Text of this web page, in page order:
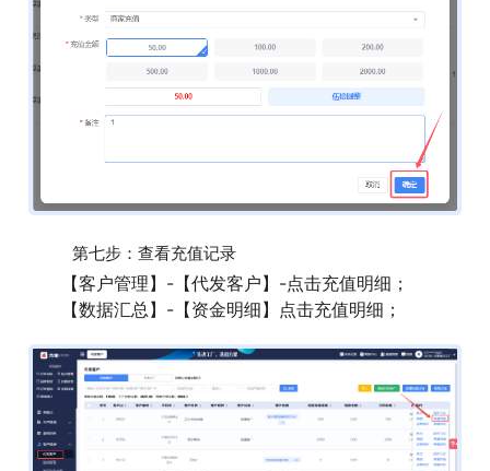
第七步：查看充值记录
【客户管理】-【代发客户】-点击充值明细；
【数据汇总】-【资金明细】点击充值明细；